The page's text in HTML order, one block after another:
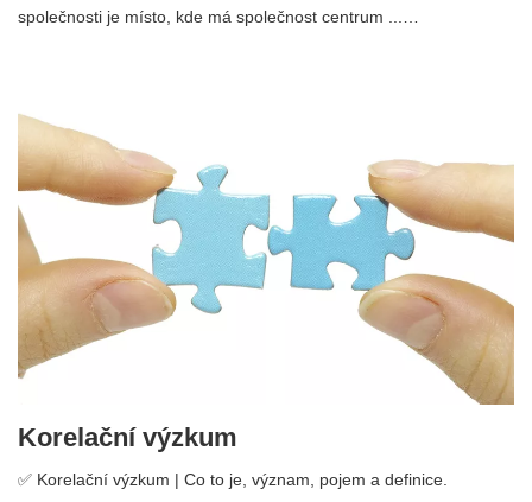
společnosti je místo, kde má společnost centrum ...…
Korelační výzkum
✅ Korelační výzkum | Co to je, význam, pojem a definice.